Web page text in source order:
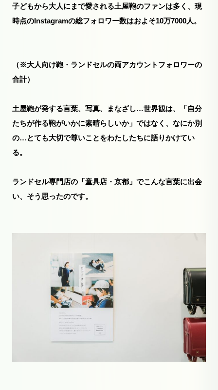
子どもから大人にまで愛される土屋鞄のファンは多く、現
時点のInstagramの総フォロワー数はおよそ10万7000人。
（※大人向け鞄・ ランドセルの両アカウントフォロワーの
合計）
土屋鞄が発する言葉、写真、まなざし…世界観は、「自分
たちが作る鞄がいかに素晴らしいか」ではなく、なにか別
の…とても大切で尊いことをわたしたちに語りかけてい
る。
ランドセル専門店の「童具店・京都」でこんな言葉に出会
い、そう思ったのです。